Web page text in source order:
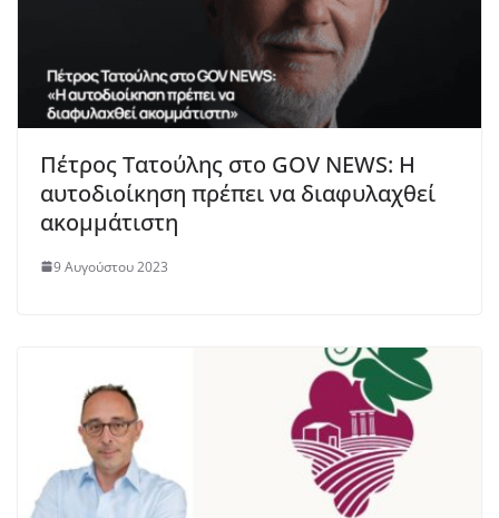
Πέτρος Τατούλης στο GOV NEWS: Η
αυτοδιοίκηση πρέπει να διαφυλαχθεί
ακομμάτιστη
9 Αυγούστου 2023